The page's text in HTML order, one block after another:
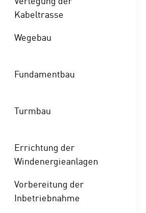
Kabeltrasse
Wegebau
Fundamentbau
Turmbau
Errichtung der
Windenergieanlagen
Vorbereitung der
Inbetriebnahme